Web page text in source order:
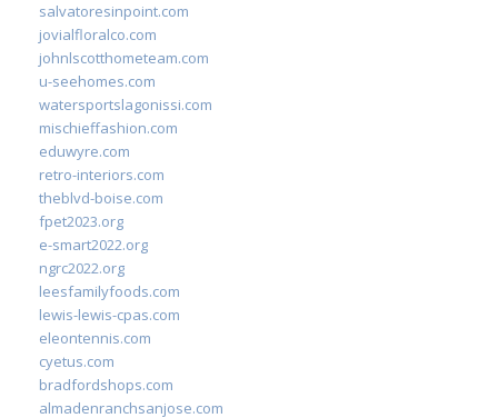
salvatoresinpoint.com
jovialfloralco.com
johnlscotthometeam.com
u-seehomes.com
watersportslagonissi.com
mischieffashion.com
eduwyre.com
retro-interiors.com
theblvd-boise.com
fpet2023.org
e-smart2022.org
ngrc2022.org
leesfamilyfoods.com
lewis-lewis-cpas.com
eleontennis.com
cyetus.com
bradfordshops.com
almadenranchsanjose.com